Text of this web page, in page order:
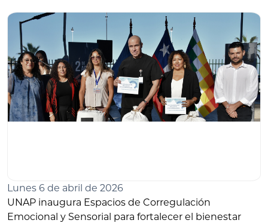
Lunes 6 de abril de 2026
UNAP inaugura Espacios de Corregulación
Emocional y Sensorial para fortalecer el bienestar